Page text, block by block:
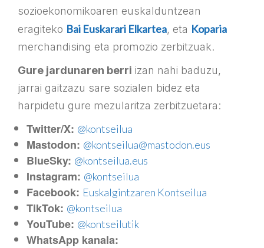
sozioekonomikoaren euskalduntzean
eragiteko Bai Euskarari Elkartea, eta Koparia
merchandising eta promozio zerbitzuak.
Gure jardunaren berri izan nahi baduzu,
jarrai gaitzazu sare sozialen bidez eta
harpidetu gure mezularitza zerbitzuetara:
Twitter/X: @kontseilua
Mastodon: @kontseilua@mastodon.eus
BlueSky: @kontseilua.eus
Instagram: @kontseilua
Facebook: Euskalgintzaren Kontseilua
TikTok: @kontseilua
YouTube: @kontseilutik
WhatsApp kanala: